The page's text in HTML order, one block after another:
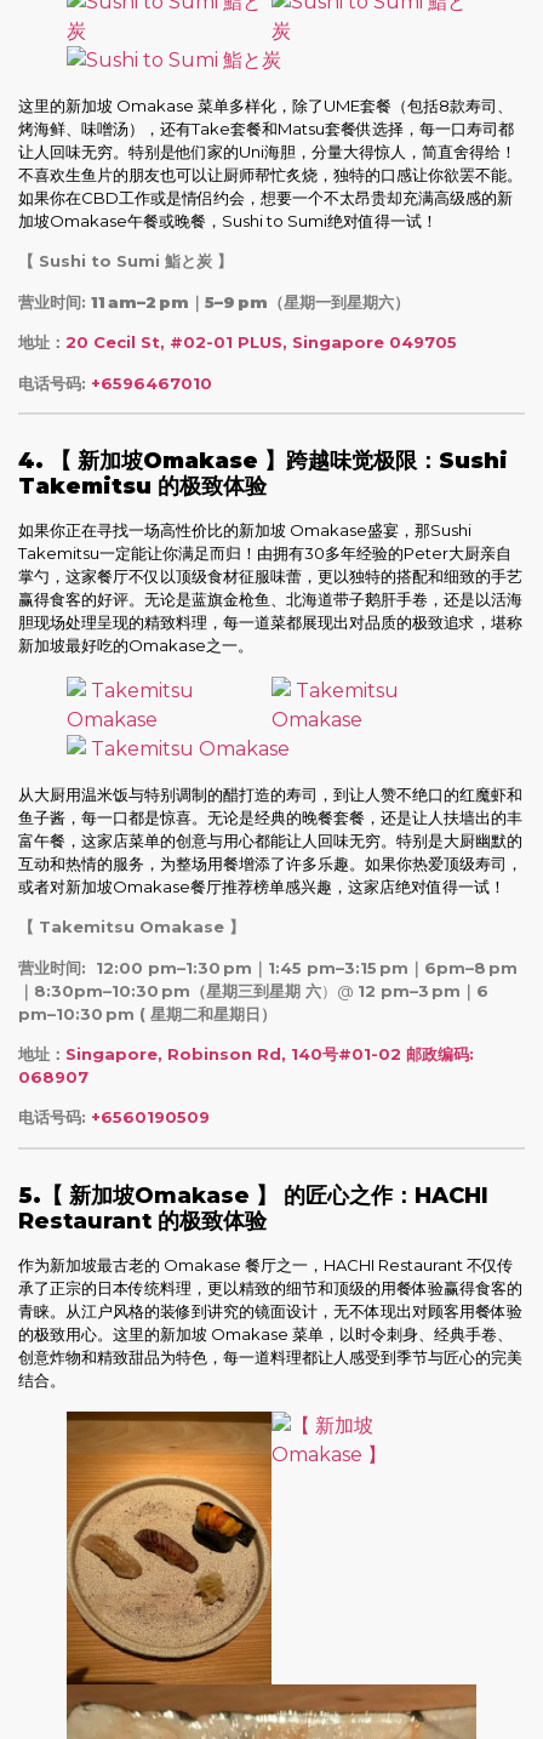
这里的新加坡 Omakase 菜单多样化，除了UME套餐（包括8款寿司、
烤海鲜、味噌汤），还有Take套餐和Matsu套餐供选择，每一口寿司都
让人回味无穷。特别是他们家的Uni海胆，分量大得惊人，简直舍得给！
不喜欢生鱼片的朋友也可以让厨师帮忙炙烧，独特的口感让你欲罢不能。
如果你在CBD工作或是情侣约会，想要一个不太昂贵却充满高级感的新
加坡Omakase午餐或晚餐，Sushi to Sumi绝对值得一试！
【 Sushi to Sumi 鮨と炭 】
营业时间: 11 am–2 pm｜5–9 pm （星期一到星期六）
地址： 20 Cecil St, #02-01 PLUS, Singapore 049705
电话号码: +6596467010
4. 【 新加坡Omakase 】跨越味觉极限：Sushi
Takemitsu 的极致体验
如果你正在寻找一场高性价比的新加坡 Omakase盛宴，那Sushi
Takemitsu一定能让你满足而归！由拥有30多年经验的Peter大厨亲自
掌勺，这家餐厅不仅以顶级食材征服味蕾，更以独特的搭配和细致的手艺
赢得食客的好评。无论是蓝旗金枪鱼、北海道带子鹅肝手卷，还是以活海
胆现场处理呈现的精致料理，每一道菜都展现出对品质的极致追求，堪称
新加坡最好吃的Omakase之一。
从大厨用温米饭与特别调制的醋打造的寿司，到让人赞不绝口的红魔虾和
鱼子酱，每一口都是惊喜。无论是经典的晚餐套餐，还是让人扶墙出的丰
富午餐，这家店菜单的创意与用心都能让人回味无穷。特别是大厨幽默的
互动和热情的服务，为整场用餐增添了许多乐趣。如果你热爱顶级寿司，
或者对新加坡Omakase餐厅推荐榜单感兴趣，这家店绝对值得一试！
【 Takemitsu Omakase 】
营业时间: 12:00 pm–1:30 pm｜1:45 pm–3:15 pm｜6pm–8 pm
｜8:30pm–10:30 pm（星期三到星期 六）@ 12 pm–3 pm｜6
pm–10:30 pm ( 星期二和星期日）
地址： Singapore, Robinson Rd, 140号#01-02 邮政编码:
068907
电话号码: +6560190509
5. 【 新加坡Omakase 】 的匠心之作：HACHI
Restaurant 的极致体验
作为新加坡最古老的 Omakase 餐厅之一，HACHI Restaurant 不仅传
承了正宗的日本传统料理，更以精致的细节和顶级的用餐体验赢得食客的
青睐。从江户风格的装修到讲究的镜面设计，无不体现出对顾客用餐体验
的极致用心。这里的新加坡 Omakase 菜单，以时令刺身、经典手卷、
创意炸物和精致甜品为特色，每一道料理都让人感受到季节与匠心的完美
结合。